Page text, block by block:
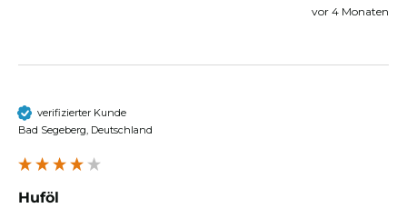
vor 4 Monaten
verifizierter Kunde
Bad Segeberg, Deutschland
Huföl